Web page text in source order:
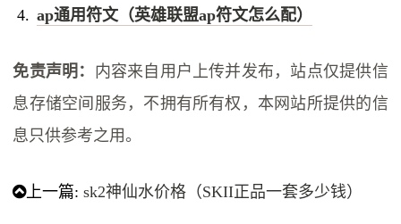
ap通用符文（英雄联盟ap符文怎么配）
免责声明： 内容来自用户上传并发布，站点仅提供信
息存储空间服务，不拥有所有权，本网站所提供的信
息只供参考之用。
上一篇:sk2神仙水价格（SKII正品一套多少钱）